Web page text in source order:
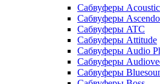
Сабвуферы
Сабвуферы
Сабвуферы ATC
Сабвуферы Attitude
Сабвуферы Audio
Сабвуферы
Сабвуферы